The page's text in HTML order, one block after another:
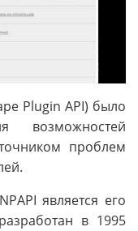
Plugin API) было
возможностей
проблем
является его
в 1995